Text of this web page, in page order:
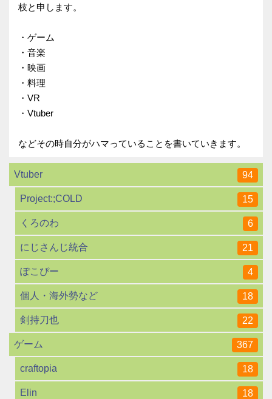
枝と申します。
・ゲーム
・音楽
・映画
・料理
・VR
・Vtuber
などその時自分がハマっていることを書いていきます。
Vtuber 94
Project:;COLD 15
くろのわ 6
にじさんじ統合 21
ぽこぴー 4
個人・海外勢など 18
剣持刀也 22
ゲーム 367
craftopia 18
Elin 18